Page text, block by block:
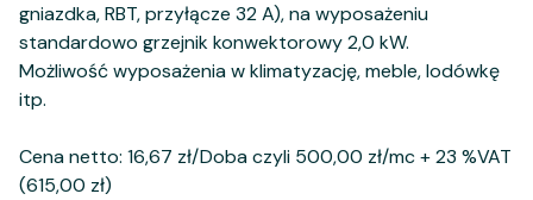
gniazdka, RBT, przyłącze 32 A), na wyposażeniu
standardowo grzejnik konwektorowy 2,0 kW.
Możliwość wyposażenia w klimatyzację, meble, lodówkę
itp.
Cena netto: 16,67 zł/Doba czyli 500,00 zł/mc + 23 %VAT
(615,00 zł)